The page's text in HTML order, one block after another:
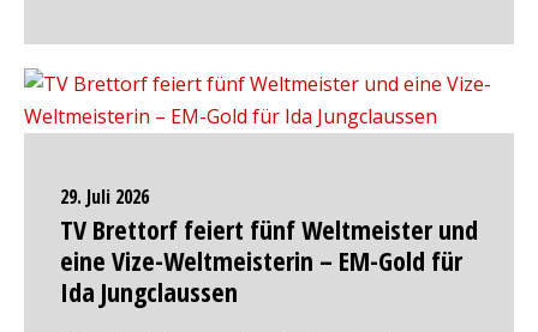
29. Juli 2026
TV Brettorf feiert fünf Weltmeister und
eine Vize-Weltmeisterin – EM-Gold für
Ida Jungclaussen